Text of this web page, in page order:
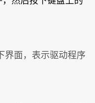
界面，表示驱动程序